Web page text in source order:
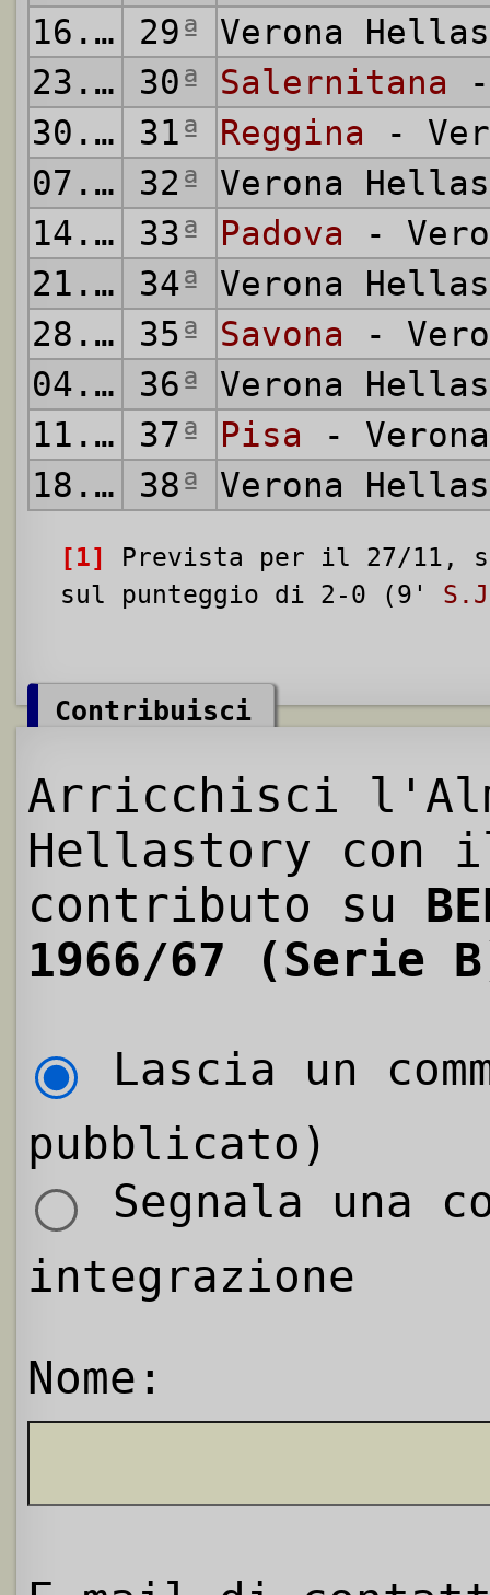
16.04.1967
29ª
Verona
23.04.1967
30ª Salernitana
30.04.1967
31ª Reggina -
07.05.1967
32ª
Verona
14.05.1967
33ª Padova -
21.05.1967
34ª
Verona
28.05.1967
35ª Savona -
04.06.1967
36ª
Verona
11.06.1967
37ª Pisa -
18.06.1967
38ª Verona
[1]
Prevista per il 27/11,
sul punteggio di 2-0 (9'
Contribuisci
Arricchisci
Hellastory con
contributo su
1966/67 (Serie
Lascia un
pubblicato)
Segnala una
integrazione
Nome: